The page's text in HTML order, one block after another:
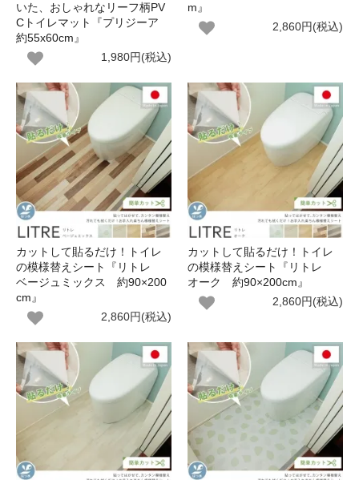
いた、おしゃれなリーフ柄PV
Cトイレマット『プリジーア
約55x60cm』
1,980円(税込)
m』
2,860円(税込)
カットして貼るだけ！トイレ
の模様替えシート『リトレ
ベージュミックス 約90×200
cm』
2,860円(税込)
カットして貼るだけ！トイレ
の模様替えシート『リトレ
オーク 約90×200cm』
2,860円(税込)